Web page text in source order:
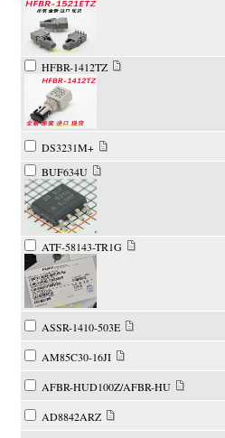
HFBR-1412TZ
DS3231M+
BUF634U
ATF-58143-TR1G
ASSR-1410-503E
AM85C30-16JI
AFBR-HUD100Z/AFBR-HU
AD8842ARZ